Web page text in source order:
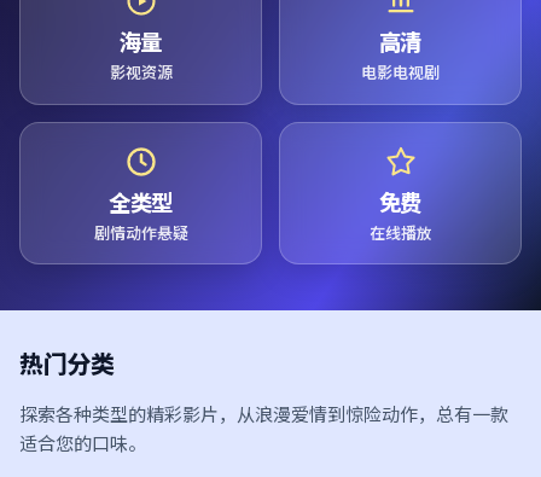
海量
影视资源
高清
电影电视剧
全类型
剧情动作悬疑
免费
在线播放
热门分类
探索各种类型的精彩影片，从浪漫爱情到惊险动作，总有一款
适合您的口味。